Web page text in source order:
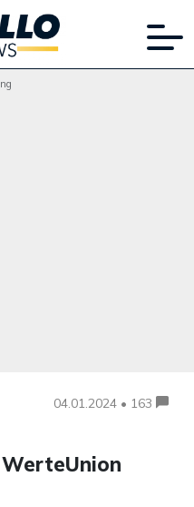
04.01.2024 • 163